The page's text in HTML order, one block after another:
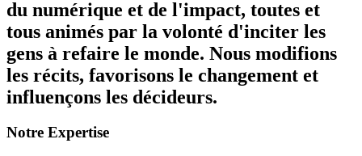
du numérique et de l'impact, toutes et
tous animés par la volonté d'inciter les
gens à refaire le monde. Nous modifions
les récits, favorisons le changement et
influençons les décideurs.
Notre Expertise